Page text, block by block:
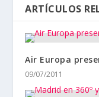
ARTÍCULOS
Air Europa
09/07/2011